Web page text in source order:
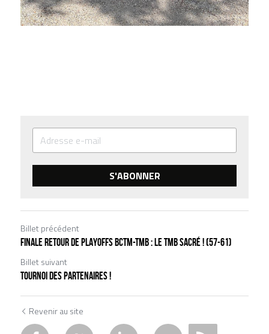
S'ABONNER
Billet précédent
FINALE RETOUR DE PLAYOFFS BCTM-TMB : LE TMB SACRÉ ! (57-61)
Billet suivant
Tournoi des partenaires !
Revenir au site